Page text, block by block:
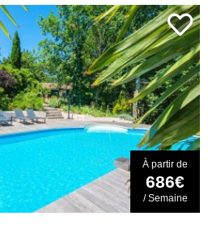
À partir de
686€
/ Semaine